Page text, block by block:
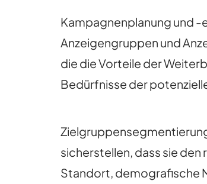
Kampagnenplanung und
Anzeigengruppen und
die die Vorteile der
Bedürfnisse der
sicherstellen, dass sie
Standort, demografische